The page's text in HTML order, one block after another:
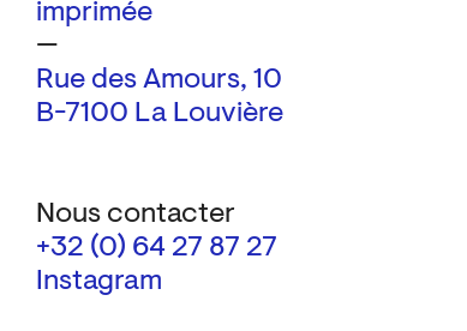
imprimée
—
Rue des Amours, 10
B-7100 La Louvière
Nous contacter
+32 (0) 64 27 87 27
Instagram